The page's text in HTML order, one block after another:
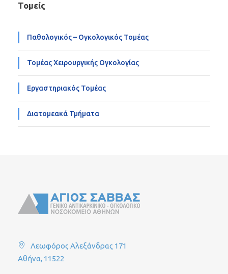
Τομείς
Παθολογικός – Ογκολογικός Τομέας
Τομέας Χειρουργικής Ογκολογίας
Εργαστηριακός Τομέας
Διατομεακά Τμήματα
Λεωφόρος Αλεξάνδρας 171
Αθήνα, 11522